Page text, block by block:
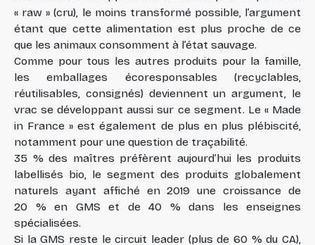
« raw » (cru), le moins transformé possible, l’argument
étant que cette alimentation est plus proche de ce
que les animaux consomment à l’état sauvage.
Comme pour tous les autres produits pour la famille,
les emballages écoresponsables (recyclables,
réutilisables, consignés) deviennent un argument, le
vrac se développant aussi sur ce segment. Le « Made
in France » est également de plus en plus plébiscité,
notamment pour une question de traçabilité.
35 % des maîtres préfèrent aujourd’hui les produits
labellisés bio, le segment des produits globalement
naturels ayant affiché en 2019 une croissance de
20 % en GMS et de 40 % dans les enseignes
spécialisées.
Si la GMS reste le circuit leader (plus de 60 % du CA),